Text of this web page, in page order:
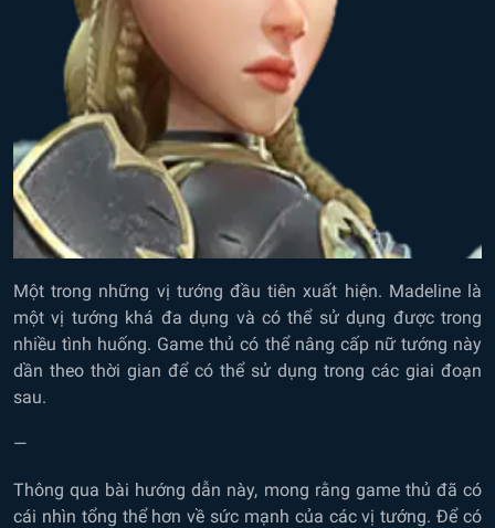
Một trong những vị tướng đầu tiên xuất hiện. Madeline là
một vị tướng khá đa dụng và có thể sử dụng được trong
nhiều tình huống. Game thủ có thể nâng cấp nữ tướng này
dần theo thời gian để có thể sử dụng trong các giai đoạn
sau.
—
Thông qua bài hướng dẫn này, mong rằng game thủ đã có
cái nhìn tổng thể hơn về sức mạnh của các vị tướng. Để có